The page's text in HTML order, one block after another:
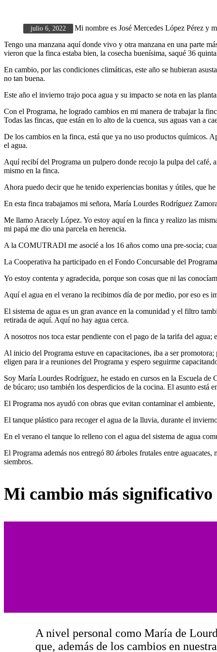
julio 6, 2022
Mi nombre es José Mercedes López Pérez y
Tengo una manzana aquí donde vivo y otra manzana en una parte
vieron que la finca estaba bien, la cosecha buenísima, saqué 36
En cambio, por las condiciones climáticas, este año se hubieran
no tan buena.
Este año el invierno trajo poca agua y su impacto se nota en las
Con el Programa, he logrado cambios en mi manera de trabajar la
Todas las fincas, que están en lo alto de la cuenca, sus aguas van a
De los cambios en la finca, está que ya no uso productos químicos.
el agua.
Aquí recibí del Programa un pulpero donde recojo la pulpa del café,
mismo en la finca.
Ahora puedo decir que he tenido experiencias bonitas y útiles, que
En esta finca trabajamos mi señora, María Lourdes Rodríguez
Me llamo Aracely López. Yo estoy aquí en la finca y realizo las
mi papá me dio una parcela en herencia.
A la COMUTRADI me asocié a los 16 años como una pre-socia;
La Cooperativa ha participado en el Fondo Concursable del
Yo estoy contenta y agradecida, porque son cosas que ni las
Aquí el agua en el verano la recibimos día de por medio, por eso es
El sistema de agua es un gran avance en la comunidad y el filtro
retirada de aquí. Aquí no hay agua cerca.
A nosotros nos toca estar pendiente con el pago de la tarifa del
Al inicio del Programa estuve en capacitaciones, iba a ser
eligen para ir a reuniones del Programa y espero seguirme
Soy María Lourdes Rodríguez, he estado en cursos en la Escuela
de búcaro; uso también los desperdicios de la cocina. El asunto está
El Programa nos ayudó con obras que evitan contaminar el
El tanque plástico para recoger el agua de la lluvia, durante el
En el verano el tanque lo relleno con el agua del sistema de agua
El Programa además nos entregó 80 árboles frutales entre
siembros.
Mi cambio más significativo
A nivel personal como María de
que, además de los cambios en